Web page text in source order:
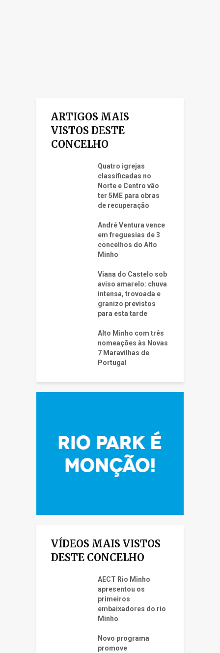
ARTIGOS MAIS
VISTOS DESTE
CONCELHO
Quatro igrejas
classificadas no
Norte e Centro vão
ter 5ME para obras
de recuperação
André Ventura vence
em freguesias de 3
concelhos do Alto
Minho
Viana do Castelo sob
aviso amarelo: chuva
intensa, trovoada e
granizo previstos
para esta tarde
Alto Minho com três
nomeações às Novas
7 Maravilhas de
Portugal
VÍDEOS MAIS VISTOS
DESTE CONCELHO
AECT Rio Minho
apresentou os
primeiros
embaixadores do rio
Minho
Novo programa
promove